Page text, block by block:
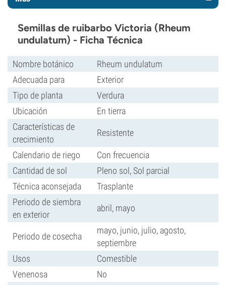
Semillas de ruibarbo Victoria (Rheum
undulatum) - Ficha Técnica
Nombre botánico
Rheum undulatum
Adecuada para
Exterior
Tipo de planta
Verdura
Ubicación
En tierra
Características de
crecimiento
Resistente
Calendario de riego
Con frecuencia
Cantidad de sol
Pleno sol, Sol parcial
Técnica aconsejada
Trasplante
Periodo de siembra
en exterior
abril, mayo
Periodo de cosecha
mayo, junio, julio, agosto,
septiembre
Usos
Comestible
Venenosa
No